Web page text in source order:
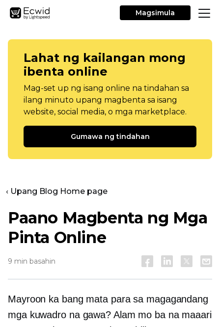
Magsimula
Lahat ng kailangan mong
ibenta online
Mag-set up ng isang online na tindahan sa
ilang minuto upang magbenta sa isang
website, social media, o mga marketplace.
Gumawa ng tindahan
‹ Upang Blog Home page
Paano Magbenta ng Mga
Pinta Online
9 min basahin
Mayroon ka bang mata para sa magagandang
mga kuwadro na gawa? Alam mo ba na maaari